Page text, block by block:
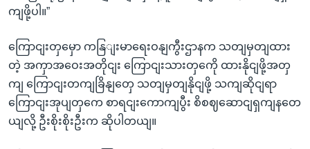
ကျဖို့ပါ။”
ကြောငျးတှမှော ကနြျးမာရေးဝနျကွီးဌာနက သတျမှတျထား
တဲ့ အကှာအဝေးအတိုငျး ကြောငျးသားတှကေို ထားနိုငျဖို့အတှ
ကျ ကြောငျးတကျခြိနျတှေ သတျမှတျနိုငျဖို့ သကျဆိုငျရာ
ကြောငျးအုပျတှကေ စာရငျးကောကျပွီး စိစဈဆောငျရှကျနတေ
ယျလို့ ဦးစိုးစိုးဦးက ဆိုပါတယျ။